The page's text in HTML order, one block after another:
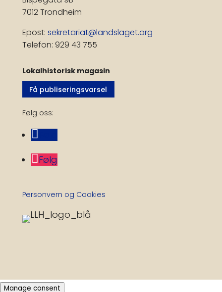
7012 Trondheim
Epost: sekretariat@landslaget.org
Telefon: 929 43 755
Lokalhistorisk magasin
Få publiseringsvarsel
Følg oss:
Følg
Personvern og Cookies
Manage consent